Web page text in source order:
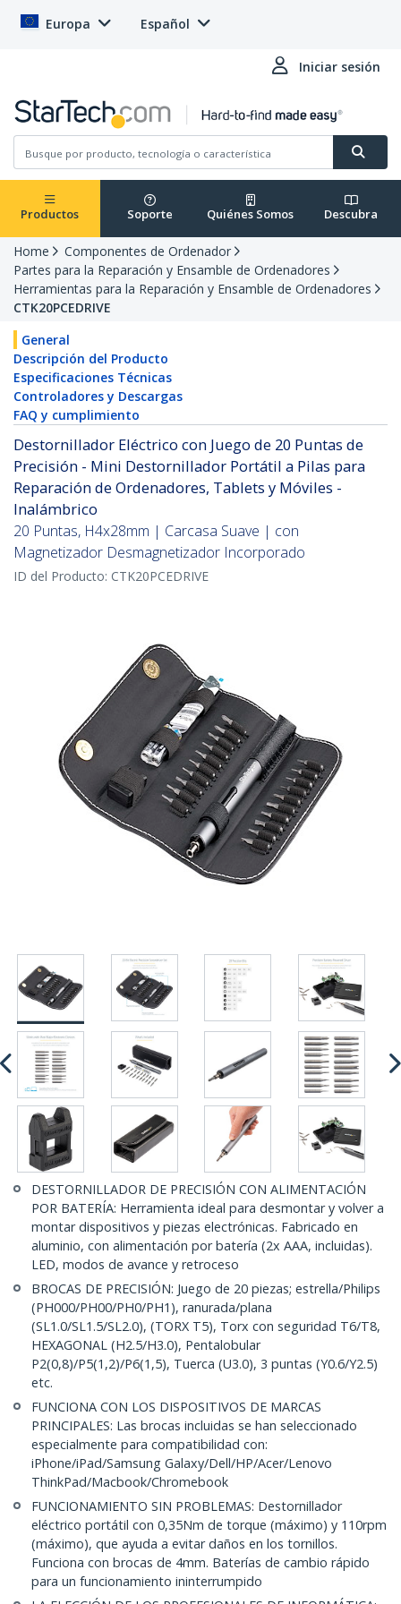
Europa Español
Iniciar sesión
Productos Soporte Quiénes Somos Descubra
Home
Componentes de Ordenador
Partes para la Reparación y Ensamble de Ordenadores
Herramientas para la Reparación y Ensamble de Ordenadores
CTK20PCEDRIVE
General
Descripción del Producto
Especificaciones Técnicas
Controladores y Descargas
FAQ y cumplimiento
Destornillador Eléctrico con Juego de 20 Puntas de
Precisión - Mini Destornillador Portátil a Pilas para
Reparación de Ordenadores, Tablets y Móviles -
Inalámbrico
20 Puntas, H4x28mm | Carcasa Suave | con
Magnetizador Desmagnetizador Incorporado
ID del Producto: CTK20PCEDRIVE
DESTORNILLADOR DE PRECISIÓN CON ALIMENTACIÓN
POR BATERÍA: Herramienta ideal para desmontar y volver a
montar dispositivos y piezas electrónicas. Fabricado en
aluminio, con alimentación por batería (2x AAA, incluidas).
LED, modos de avance y retroceso
BROCAS DE PRECISIÓN: Juego de 20 piezas; estrella/Philips
(PH000/PH00/PH0/PH1), ranurada/plana
(SL1.0/SL1.5/SL2.0), (TORX T5), Torx con seguridad T6/T8,
HEXAGONAL (H2.5/H3.0), Pentalobular
P2(0,8)/P5(1,2)/P6(1,5), Tuerca (U3.0), 3 puntas (Y0.6/Y2.5)
etc.
FUNCIONA CON LOS DISPOSITIVOS DE MARCAS
PRINCIPALES: Las brocas incluidas se han seleccionado
especialmente para compatibilidad con:
iPhone/iPad/Samsung Galaxy/Dell/HP/Acer/Lenovo
ThinkPad/Macbook/Chromebook
FUNCIONAMIENTO SIN PROBLEMAS: Destornillador
eléctrico portátil con 0,35Nm de torque (máximo) y 110rpm
(máximo), que ayuda a evitar daños en los tornillos.
Funciona con brocas de 4mm. Baterías de cambio rápido
para un funcionamiento ininterrumpido